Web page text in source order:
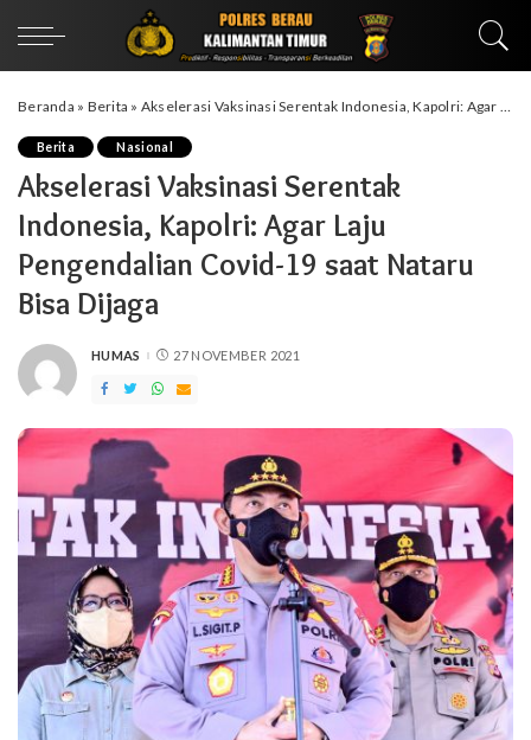
Beranda » Berita » Akselerasi Vaksinasi Serentak Indonesia, Kapolri: Agar Laju Pengendalian Covid-19 saat Nataru Bisa Dijaga
Berita Nasional
Akselerasi Vaksinasi Serentak
Indonesia, Kapolri: Agar Laju
Pengendalian Covid-19 saat Nataru
Bisa Dijaga
POSTED
HUMAS 27 NOVEMBER 2021